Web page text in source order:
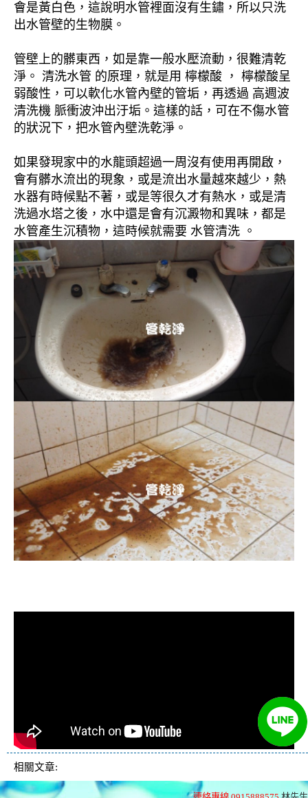
會是黃白色，這說明水管裡面沒有生鏽，所以只洗
出水管壁的生物膜。
管壁上的髒東西，如是靠一般水壓流動，很難清乾
淨。 清洗水管 的原理，就是用 檸檬酸 ， 檸檬酸呈
弱酸性，可以軟化水管內壁的管垢，再透過 高週波
清洗機 脈衝波沖出汙垢。這樣的話，可在不傷水管
的狀況下，把水管內壁洗乾淨。
如果發現家中的水龍頭超過一周沒有使用再開啟，
會有髒水流出的現象，或是流出水量越來越少，熱
水器有時候點不著，或是等很久才有熱水，或是清
洗過水塔之後，水中還是會有沉澱物和異味，都是
水管產生沉積物，這時候就需要 水管清洗 。
相關文章: